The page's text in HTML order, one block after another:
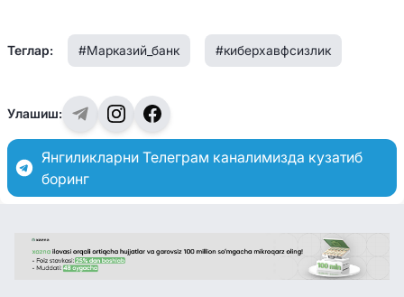
Теглар: #Марказий_банк #киберхавфсизлик
Улашиш:
Янгиликларни Телеграм каналимизда кузатиб
боринг